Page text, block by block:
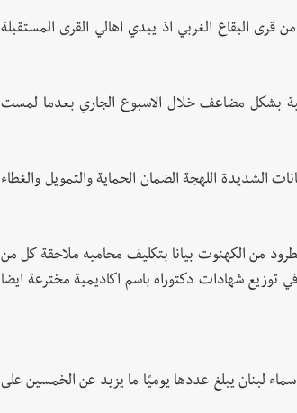
قرى البقاع الغربي اذ يبدي اهالي القرى المستقبلة
بشكل مضاعف خلال الاسبوع الجاري بعدما لمست
الشديدة اللهجة الضمان الحماية والتمويل والغطاء
من الكهنوت بيانا بتكليف محاميه ملاحقة كل من
توزيع شهادات دكتوراه باسم اكاديمية مخترعة ايضا
سماء لبنان يبلغ عددها يوميًا ما يزيد عن الخمسين على